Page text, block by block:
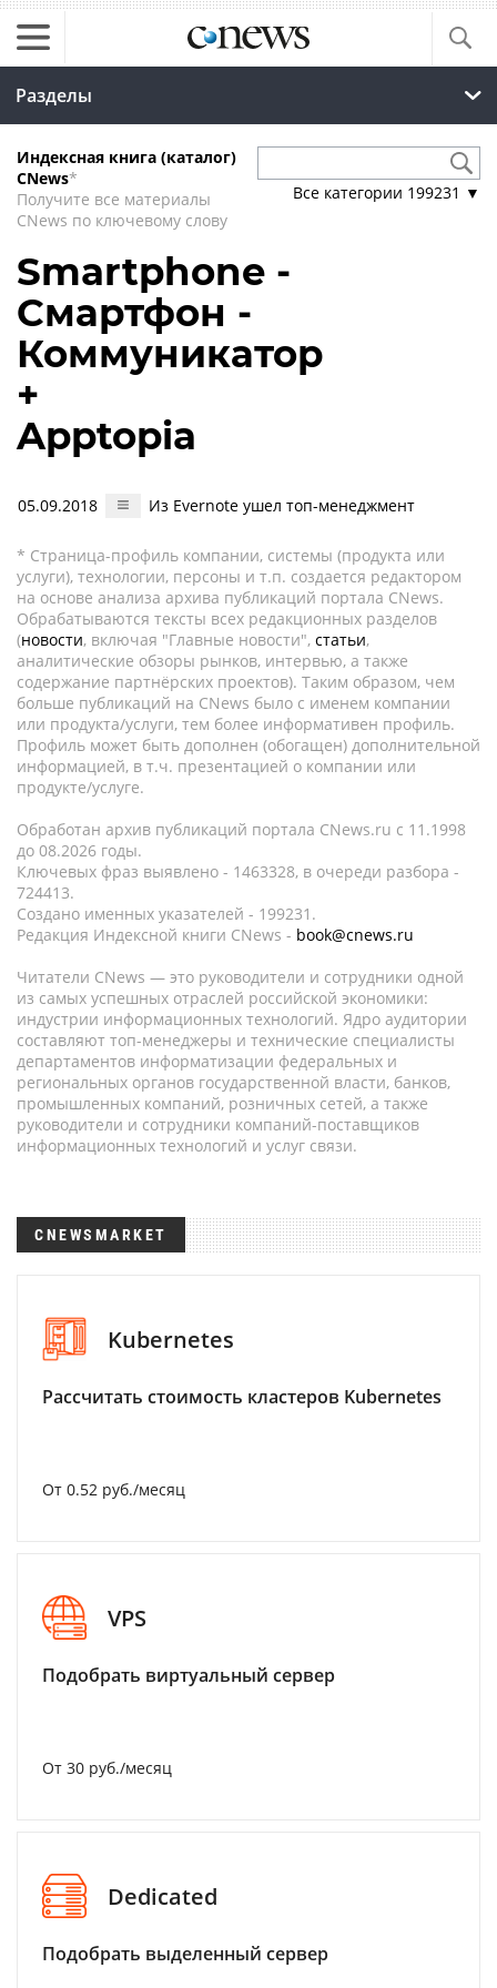
Разделы
Индексная книга (каталог)
CNews*
Получите все материалы
CNews по ключевому слову
Все категории 199231 ▼
Smartphone -
Смартфон -
Коммуникатор
+
Apptopia
05.09.2018 Из Evernote ушел топ-менеджмент
* Страница-профиль компании, системы (продукта или
услуги), технологии, персоны и т.п. создается редактором
на основе анализа архива публикаций портала CNews.
Обрабатываются тексты всех редакционных разделов
(новости, включая "Главные новости", статьи,
аналитические обзоры рынков, интервью, а также
содержание партнёрских проектов). Таким образом, чем
больше публикаций на CNews было с именем компании
или продукта/услуги, тем более информативен профиль.
Профиль может быть дополнен (обогащен) дополнительной
информацией, в т.ч. презентацией о компании или
продукте/услуге.
Обработан архив публикаций портала CNews.ru c 11.1998
до 08.2026 годы.
Ключевых фраз выявлено - 1463328, в очереди разбора -
724413.
Создано именных указателей - 199231.
Редакция Индексной книги CNews - book@cnews.ru
Читатели CNews — это руководители и сотрудники одной
из самых успешных отраслей российской экономики:
индустрии информационных технологий. Ядро аудитории
составляют топ-менеджеры и технические специалисты
департаментов информатизации федеральных и
региональных органов государственной власти, банков,
промышленных компаний, розничных сетей, а также
руководители и сотрудники компаний-поставщиков
информационных технологий и услуг связи.
CNEWSMARKET
Kubernetes
Рассчитать стоимость кластеров Kubernetes
От 0.52 руб./месяц
VPS
Подобрать виртуальный сервер
От 30 руб./месяц
Dedicated
Подобрать выделенный сервер